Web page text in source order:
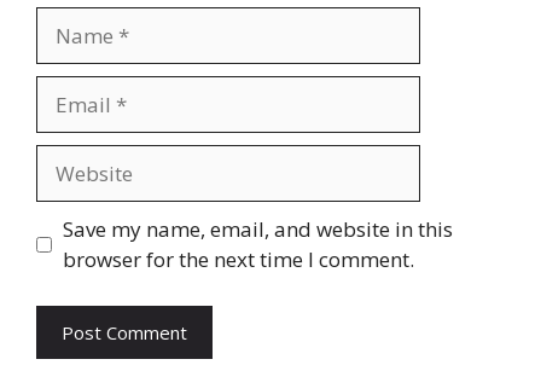
Save my name, email, and website in this
browser for the next time I comment.